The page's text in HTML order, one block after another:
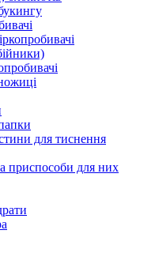
для тиснення
приспособи для них